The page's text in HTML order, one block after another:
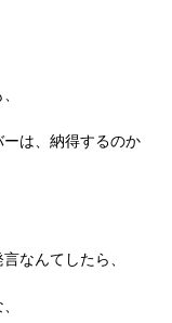
は、納得するのか
なんてしたら、